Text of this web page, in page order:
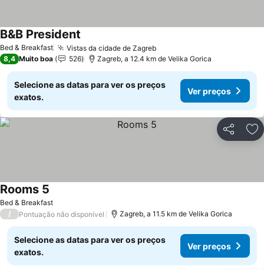
Bed & Breakfast Vistas da cidade de ZagrebVer preços
B&B President
8,4 Muito boa 526 Zagreb, a 12.4 km de Velika Gorica
Selecione as datas para ver os preços
exatos.
Ver preços
Partilhar
Bed & Breakfast
Rooms 5
/ Pontuação não disponível Zagreb, a 11.5 km de Velika Gorica
Selecione as datas para ver os preços
exatos.
Ver preços